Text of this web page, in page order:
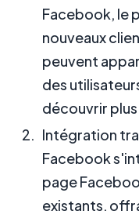
Facebook, le
nouveaux
peuvent
des
découvrir
Intégration
Facebook
page
existants,